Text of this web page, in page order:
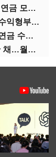
(50대 퇴직…10년의 강)“사적연금·국민연금 모두 당겨서 수령해야”
(50대 퇴직…10년의 강)④은퇴자 꾀는 수익형부동산·전업투자·편의점 창업
(50대 퇴직…10년의 강)③1억·2억·3억 연금 수령 전략
(50대 퇴직…10년의 강)②남은 건 집 한 채…월세 vs 배당 vs 주택연금